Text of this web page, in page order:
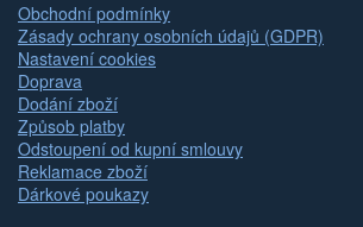
Obchodní podmínky
Zásady ochrany osobních údajů (GDPR)
Nastavení cookies
Doprava
Dodání zboží
Způsob platby
Odstoupení od kupní smlouvy
Reklamace zboží
Dárkové poukazy